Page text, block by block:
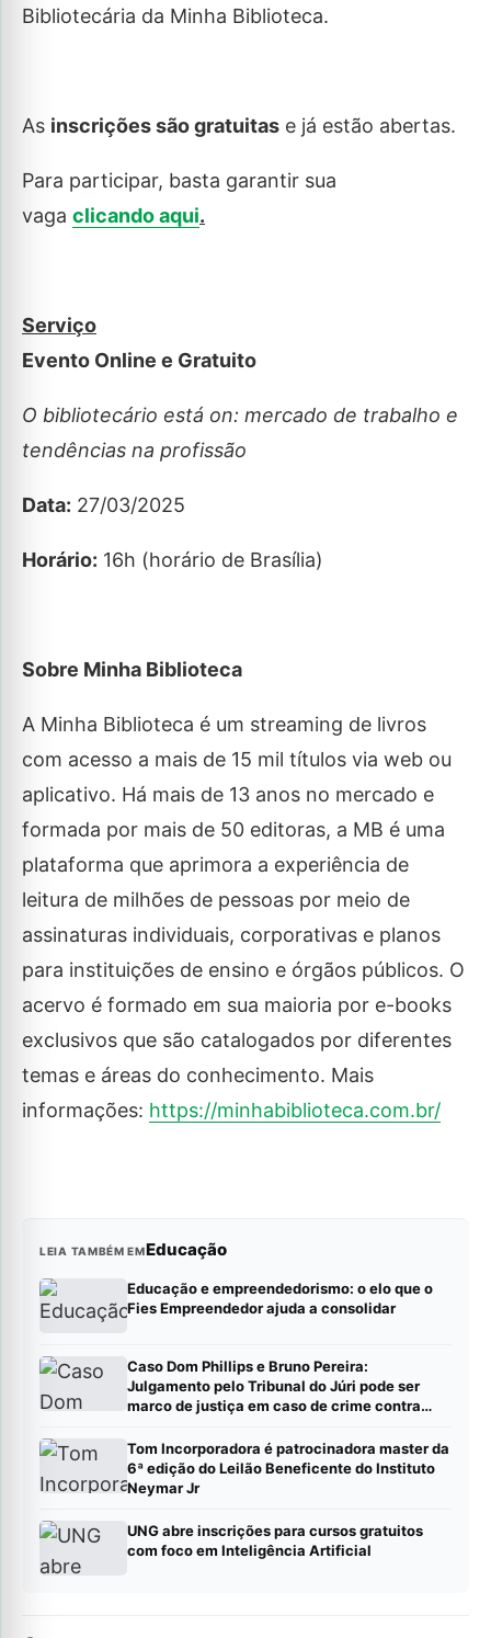
Bibliotecária da Minha Biblioteca.
As inscrições são gratuitas e já estão abertas.
Para participar, basta garantir sua
vaga clicando aqui.
Serviço
Evento Online e Gratuito
O bibliotecário está on: mercado de trabalho e
tendências na profissão
Data: 27/03/2025
Horário: 16h (horário de Brasília)
Sobre Minha Biblioteca
A Minha Biblioteca é um streaming de livros
com acesso a mais de 15 mil títulos via web ou
aplicativo. Há mais de 13 anos no mercado e
formada por mais de 50 editoras, a MB é uma
plataforma que aprimora a experiência de
leitura de milhões de pessoas por meio de
assinaturas individuais, corporativas e planos
para instituições de ensino e órgãos públicos. O
acervo é formado em sua maioria por e-books
exclusivos que são catalogados por diferentes
temas e áreas do conhecimento. Mais
informações: https://minhabiblioteca.com.br/
LEIA TAMBÉM EMEducação
Educação e empreendedorismo: o elo que o
Fies Empreendedor ajuda a consolidar
Caso Dom Phillips e Bruno Pereira:
Julgamento pelo Tribunal do Júri pode ser
marco de justiça em caso de crime contra
Tom Incorporadora é patrocinadora master da
6ª edição do Leilão Beneficente do Instituto
Neymar Jr
UNG abre inscrições para cursos gratuitos
com foco em Inteligência Artificial